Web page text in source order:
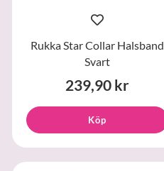
Rukka Star Collar Halsband
Svart
239,90 kr
Köp